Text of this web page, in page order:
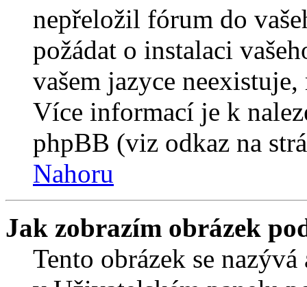
nepřeložil fórum do
požádat o instalaci
vašem jazyce
Více informací je k
phpBB (viz odkaz na
Nahoru
Jak zobrazím obrázek
Tento obrázek se